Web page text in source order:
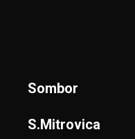
Sombor
S.Mitrovica